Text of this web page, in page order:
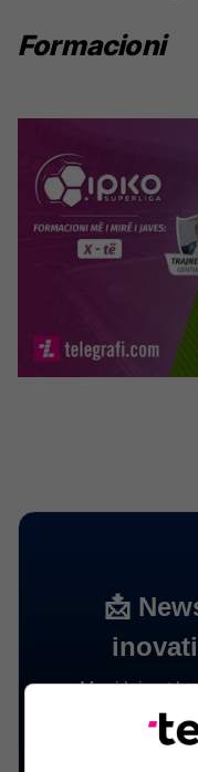
Formacioni